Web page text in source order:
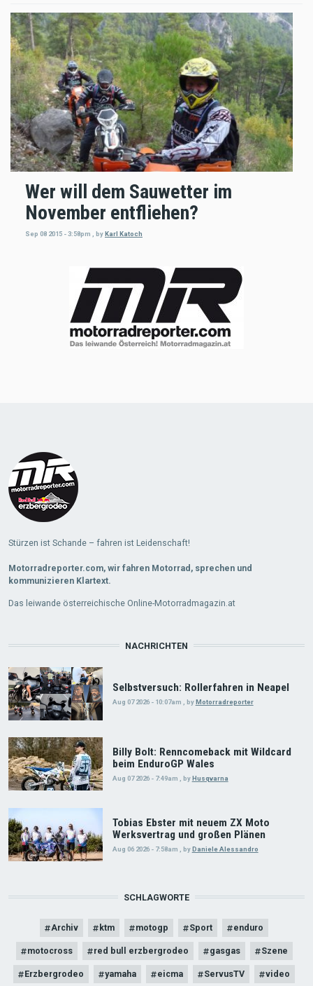
Wer will dem Sauwetter im
November entfliehen?
Sep 08 2015 - 3:58pm byKarl Katoch
Stürzen ist Schande – fahren ist Leidenschaft!
Motorradreporter.com, wir fahren Motorrad, sprechen und
kommunizieren Klartext.
Das leiwande österreichische Online-Motorradmagazin.at
NACHRICHTEN
Selbstversuch: Rollerfahren in Neapel
Aug 07 2026 - 10:07am byMotorradreporter
Billy Bolt: Renncomeback mit Wildcard
beim EnduroGP Wales
Aug 07 2026 - 7:49am , by Husqvarna
Tobias Ebster mit neuem ZX Moto
Werksvertrag und großen Plänen
Aug 06 2026 - 7:58am , byDaniele Alessandro
SCHLAGWORTE
Archiv ktm motogp Sport enduro
motocross red bull erzbergrodeo gasgas Szene
Erzbergrodeo yamaha eicma ServusTV video